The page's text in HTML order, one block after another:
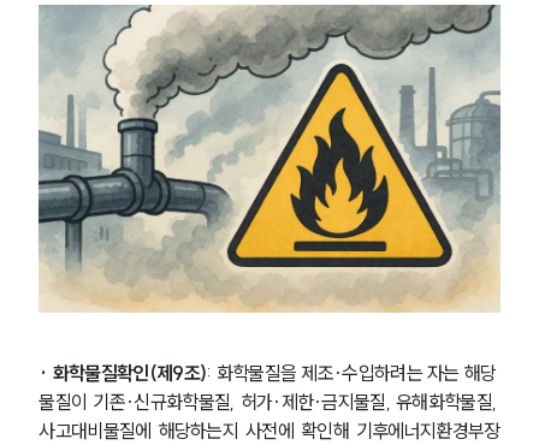
· 화학물질확인(제9조): 화학물질을 제조·수입하려는 자는 해당
물질이 기존·신규화학물질, 허가·제한·금지물질, 유해화학물질,
사고대비물질에 해당하는지 사전에 확인해 기후에너지환경부장